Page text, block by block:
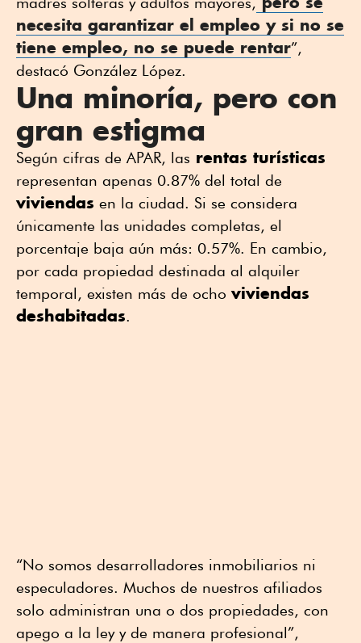
necesita garantizar el empleo y si no se
tiene empleo, no se puede rentar”,
destacó González López.
Una minoría, pero con
gran estigma
Según cifras de APAR, las rentas turísticas
representan apenas 0.87% del total de
viviendas en la ciudad. Si se considera
únicamente las unidades completas, el
porcentaje baja aún más: 0.57%. En cambio,
por cada propiedad destinada al alquiler
temporal, existen más de ocho viviendas
deshabitadas.
“No somos desarrolladores inmobiliarios ni
especuladores. Muchos de nuestros afiliados
solo administran una o dos propiedades, con
apego a la ley y de manera profesional”,